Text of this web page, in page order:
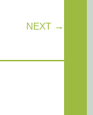
NEXT →